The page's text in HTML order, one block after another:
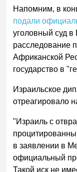
Напомним, в
подали
уголовный суд в
расследование
Африканской
государство в
Израильское
отреагировало
"Израиль с
в заявлении в
официальный
Такой иск не